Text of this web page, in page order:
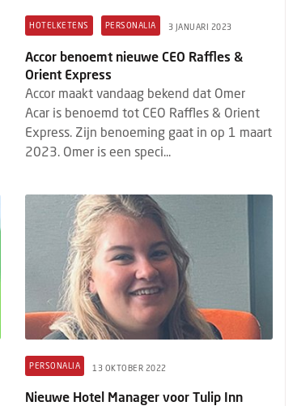
HOTELKETENS PERSONALIA 3 JANUARI 2023
Accor benoemt nieuwe CEO Raffles &
Orient Express
Accor maakt vandaag bekend dat Omer
Acar is benoemd tot CEO Raffles & Orient
Express. Zijn benoeming gaat in op 1 maart
2023. Omer is een speci...
PERSONALIA 13 OKTOBER 2022
Nieuwe Hotel Manager voor Tulip Inn